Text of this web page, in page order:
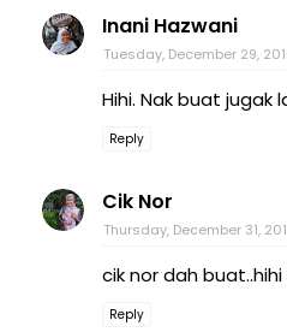
Inani Hazwani
Tuesday, December 29,
Hihi. Nak buat jugak
Reply
Cik Nor
Thursday, December 31,
cik nor dah buat..hihi
Reply